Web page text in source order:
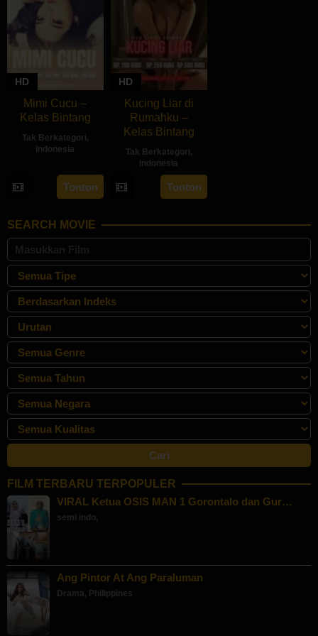
HD
Mimi Cucu –
Kelas Bintang
Tak Berkategori,
Indonesia
Tonton
HD
Kucing Liar di
Rumahku –
Kelas Bintang
Tak Berkategori,
Indonesia
Tonton
SEARCH MOVIE
FILM TERBARU TERPOPULER
VIRAL Ketua OSIS MAN 1 Gorontalo dan Gur…
semi indo,
Ang Pintor At Ang Paraluman
Drama, Philippines